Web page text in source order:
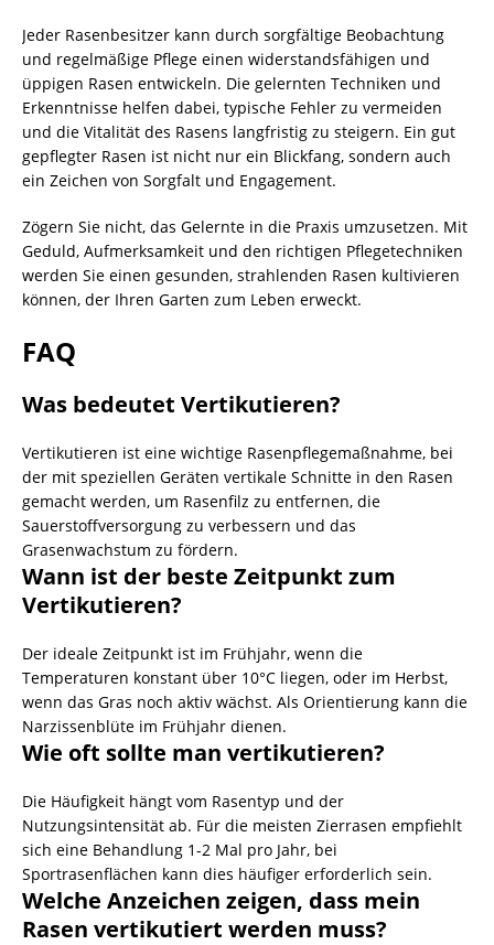
Jeder Rasenbesitzer kann durch sorgfältige Beobachtung
und regelmäßige Pflege einen widerstandsfähigen und
üppigen Rasen entwickeln. Die gelernten Techniken und
Erkenntnisse helfen dabei, typische Fehler zu vermeiden
und die Vitalität des Rasens langfristig zu steigern. Ein gut
gepflegter Rasen ist nicht nur ein Blickfang, sondern auch
ein Zeichen von Sorgfalt und Engagement.
Zögern Sie nicht, das Gelernte in die Praxis umzusetzen. Mit
Geduld, Aufmerksamkeit und den richtigen Pflegetechniken
werden Sie einen gesunden, strahlenden Rasen kultivieren
können, der Ihren Garten zum Leben erweckt.
FAQ
Was bedeutet Vertikutieren?
Vertikutieren ist eine wichtige Rasenpflegemaßnahme, bei
der mit speziellen Geräten vertikale Schnitte in den Rasen
gemacht werden, um Rasenfilz zu entfernen, die
Sauerstoffversorgung zu verbessern und das
Grasenwachstum zu fördern.
Wann ist der beste Zeitpunkt zum
Vertikutieren?
Der ideale Zeitpunkt ist im Frühjahr, wenn die
Temperaturen konstant über 10°C liegen, oder im Herbst,
wenn das Gras noch aktiv wächst. Als Orientierung kann die
Narzissenblüte im Frühjahr dienen.
Wie oft sollte man vertikutieren?
Die Häufigkeit hängt vom Rasentyp und der
Nutzungsintensität ab. Für die meisten Zierrasen empfiehlt
sich eine Behandlung 1-2 Mal pro Jahr, bei
Sportrasenflächen kann dies häufiger erforderlich sein.
Welche Anzeichen zeigen, dass mein
Rasen vertikutiert werden muss?